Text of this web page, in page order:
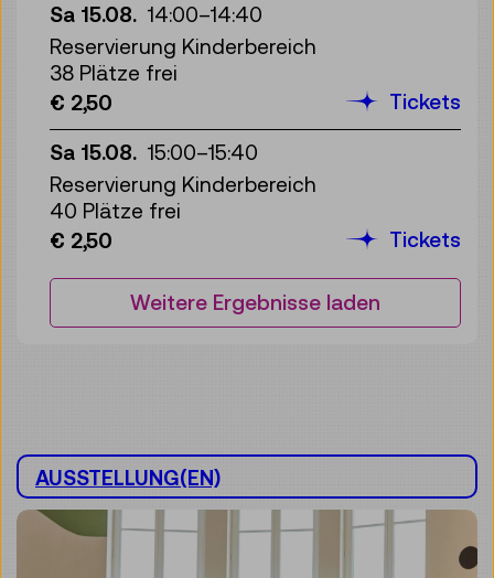
Sa 15.08. 14:00–14:40
Reservierung Kinderbereich
38 Plätze frei
€ 2,50
Tickets
Sa 15.08. 15:00–15:40
Reservierung Kinderbereich
40 Plätze frei
€ 2,50
Tickets
Weitere Ergebnisse laden
AUSSTELLUNG(EN)